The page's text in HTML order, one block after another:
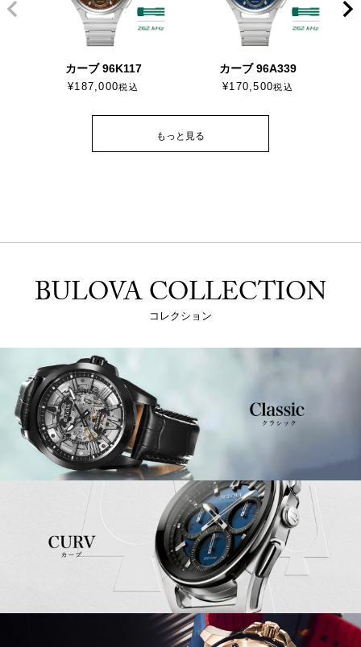
カーブ 96K117
¥187,000税込
カーブ 96A339
¥170,500税込
もっと見る
BULOVA COLLECTION
コレクション